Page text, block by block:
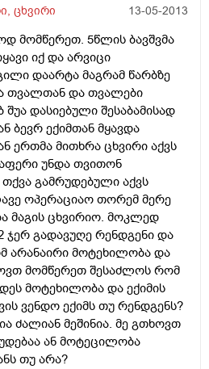
ცხვირი 13-05-2013
მომწერეთ. 5წლის ბავშვმა
იქ და არვიცი
დაარტა მაგრამ წარბზე
თვალთან და თვალები
შუა დასიებული შესაბამისად
ბევრ ექიმთან მყავდა
მითხრა ცხვირი აქვს
უნდა თვითონ
გამრუდებული აქვს
ოპერაციაო თორემ მერე
მაგის ცხვირიო. მოკლედ
ჯერ გადავუღე რენდგენი და
არანაირი მოტეხილობა და
მომწერეთ შესაძლოს რომ
მოტეხილობა და ექიმის
ვენდო ექიმს თუ რენდგენს?
ძალიან მეშინია. მე გთხოვთ
ან მოტეცილობა
თუ არა?